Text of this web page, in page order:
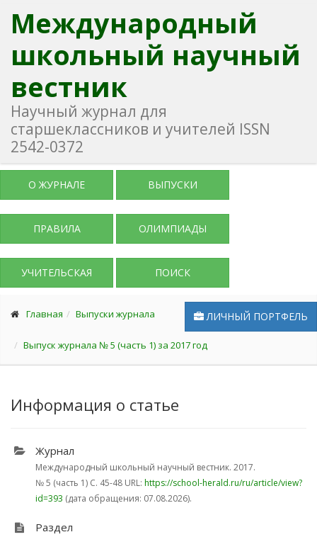
Международный
школьный научный
вестник
Научный журнал для
старшеклассников и учителей ISSN
2542-0372
О ЖУРНАЛЕ ВЫПУСКИ
ПРАВИЛА ОЛИМПИАДЫ
УЧИТЕЛЬСКАЯ ПОИСК
ЛИЧНЫЙ ПОРТФЕЛЬ
Главная Выпуски журнала
Выпуск журнала № 5 (часть 1) за 2017 год
Информация о статье
Журнал
Международный школьный научный вестник. 2017.
№ 5 (часть 1) С. 45-48 URL: https://school-herald.ru/ru/article/view?
id=393 (дата обращения: 07.08.2026).
Раздел